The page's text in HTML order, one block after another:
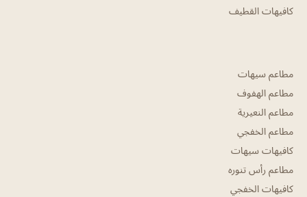
كافيهات القطيف
مطاعم سيهات
مطاعم الهفوف
مطاعم النعيرية
مطاعم الخفجي
كافيهات سيهات
مطاعم رأس تنوره
كافيهات الخفجي